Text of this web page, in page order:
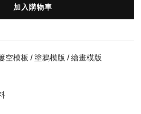
加入購物車
空模板 / 塗鴉模版 / 繪畫模版